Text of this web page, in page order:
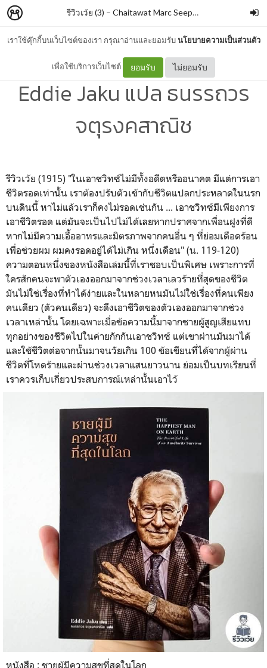
เราใช้คุ๊กกี้บนเว็บไซต์ของเรา กรุณาอ่านและยอมรับนโยบายความเป็นส่วนตัว
เพื่อใช้บริการเว็บไซต์ ยอมรับ ไม่ยอมรับ
รีวิวเว้ย (3) – Chaitawat Marc Seephongsai
ชายผู้มีความสุขที่สุดในโลก By
Eddie Jaku แปล ธนรรถวร
จตุรงคสาณิช
รีวิวเว้ย (1915) "ในเอาชวิทซ์ไม่มีทั้งอดีตหรืออนาคต มีแต่การเอา
ชีวิตรอดเท่านั้น เราต้องปรับตัวเข้ากับชีวิตแปลกประหลาดในนรก
บนดินนี้ หาไม่แล้วเราก็คงไม่รอดเช่นกัน ... เอาชวิทซ์มีเพียงการ
เอาชีวิตรอด แต่มันจะเป็นไปไม่ได้เลยหากปราศจากเพื่อนฝูงที่ดี
หากไม่มีความเอื้ออาทรและมิตรภาพจากคนอื่น ๆ ที่ย่อมเดือดร้อน
เพื่อช่วยผม ผมคงรอดอยู่ได้ไม่เกิน หนึ่งเดือน" (น. 119-120)
ความตอนหนึ่งของหนังสือเล่มนี้ที่เราชอบเป็นพิเศษ เพราะการที่
ใครสักคนจะพาตัวเองออกมาจากช่วงเวลาเลวร้ายที่สุดของชีวิต
มันไม่ใช่เรื่องที่ทำได้ง่ายและในหลายหนมันไม่ใช่เรื่องที่คนเพียง
คนเดียว (ตัวคนเดียว) จะดึงเอาชีวิตของตัวเองออกมาจากช่วง
เวลาเหล่านั้น โดยเฉพาะเมื่อข้อความนี้มาจากชายผู้สูญเสียแทบ
ทุกอย่างของชีวิตไปในค่ายกักกันเอาชวิทซ์ แต่เขาผ่านมันมาได้
และใช้ชีวิตต่อจากนั้นมาจนวัยเกิน 100 ข้อเขียนที่ได้จากผู้ผ่าน
ชีวิตที่โหดร้ายและผ่านช่วงเวลาแสนยาวนาน ย่อมเป็นบทเรียนที่
เราควรเก็บเกี่ยวประสบการณ์เหล่านั้นเอาไว้
หนังสือ : ชายผู้มีความสุขที่สุดในโลก